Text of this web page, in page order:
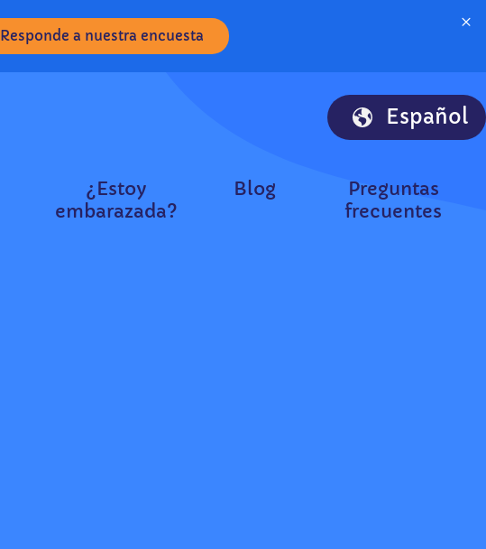
Responde a nuestra encuesta
×
Español
¿Estoy
embarazada?
Blog
Preguntas
frecuentes